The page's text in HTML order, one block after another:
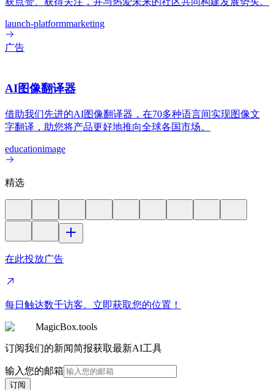
launch-platformmarketing
广告
AI图像翻译器
借助我们先进的AI图像翻译器，在70多种语言间实现图像文
字翻译，助您将产品更好地推向全球各国市场。
educationimage
精选
在此投放广告
每日触达数千访客。立即获取您的位置！
MagicBox.tools
订阅我们的新闻简报获取最新AI工具
输入您的邮箱
订阅